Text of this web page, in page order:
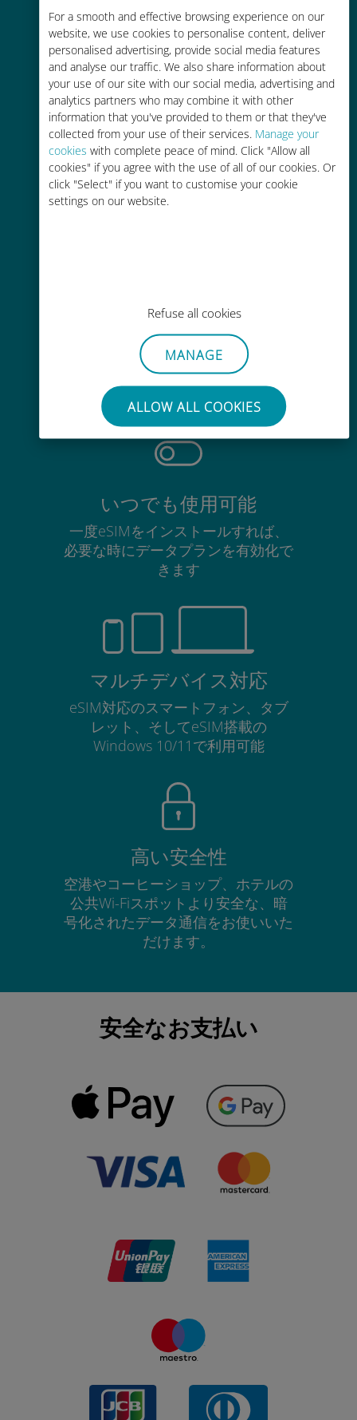
For a smooth and effective browsing experience on our
website, we use cookies to personalise content, deliver
personalised advertising, provide social media features
and analyse our traffic. We also share information about
your use of our site with our social media, advertising and
analytics partners who may combine it with other
information that you've provided to them or that they've
collected from your use of their services. Manage your
cookies with complete peace of mind. Click "Allow all
cookies" if you agree with the use of all of our cookies. Or
click "Select" if you want to customise your cookie
settings on our website.
Refuse all cookies
MANAGE
ALLOW ALL COOKIES
お客様が普段お使いのキャリアでロ
ーミングサービスを使った場合に比
べて最大で90％の節約が可能です。
かんたん追加購入
Wi-Fiやデータ残量がなくても、
手間いらず
使用中のSIMカードを抜き差しする
必要はありません
いつでも使用可能
一度eSIMをインストールすれば、
必要な時にデータプランを有効化で
きます
マルチデバイス対応
eSIM対応のスマートフォン、タブ
レット、そしてeSIM搭載の
Windows 10/11で利用可能
高い安全性
空港やコーヒーショップ、ホテルの
公共Wi-Fiスポットより安全な、暗
号化されたデータ通信をお使いいた
だけます。
安全なお支払い